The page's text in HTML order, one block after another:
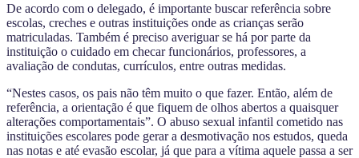
De acordo com o delegado, é importante buscar referência sobre
escolas, creches e outras instituições onde as crianças serão
matriculadas. Também é preciso averiguar se há por parte da
instituição o cuidado em checar funcionários, professores, a
avaliação de condutas, currículos, entre outras medidas.
“Nestes casos, os pais não têm muito o que fazer. Então, além de
referência, a orientação é que fiquem de olhos abertos a quaisquer
alterações comportamentais”. O abuso sexual infantil cometido nas
instituições escolares pode gerar a desmotivação nos estudos, queda
nas notas e até evasão escolar, já que para a vítima aquele passa a ser